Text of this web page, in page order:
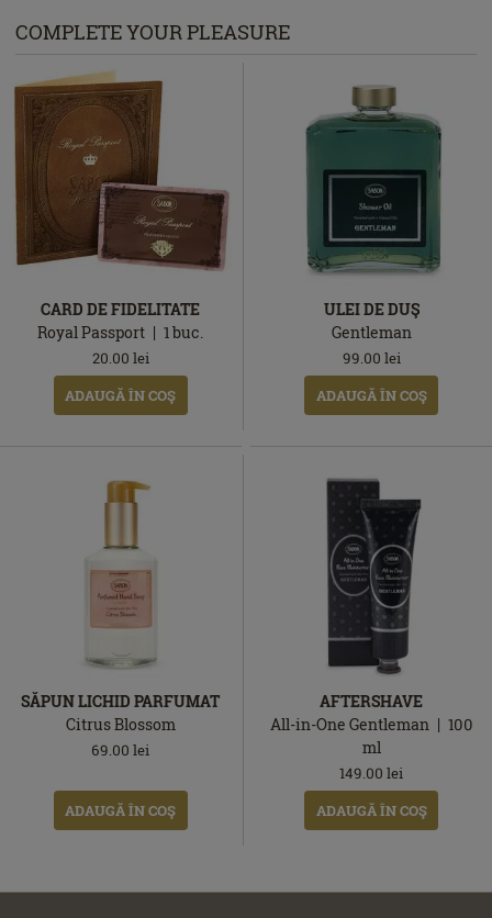
COMPLETE YOUR PLEASURE
CARD DE FIDELITATE
Royal Passport
1buc.
20.00 lei
ADAUGĂ ÎN COŞ
ULEI DE DUŞ
Gentleman
99.00 lei
ADAUGĂ ÎN COŞ
SĂPUN LICHID PARFUMAT
Citrus Blossom
69.00 lei
ADAUGĂ ÎN COŞ
AFTERSHAVE
All-in-One Gentleman
100
ml
149.00 lei
ADAUGĂ ÎN COŞ